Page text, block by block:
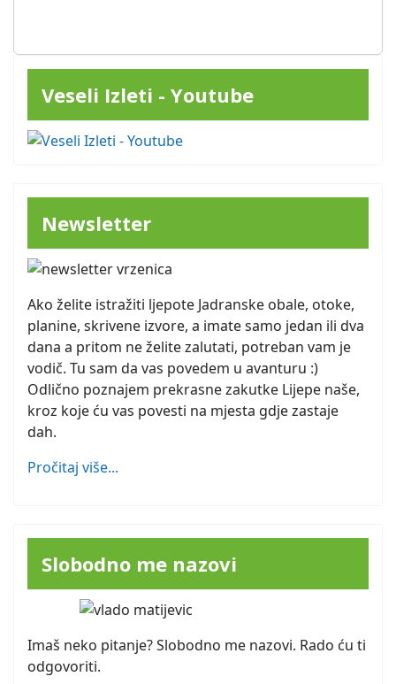
Veseli Izleti - Youtube
Newsletter
Ako želite istražiti ljepote Jadranske obale, otoke,
planine, skrivene izvore, a imate samo jedan ili dva
dana a pritom ne želite zalutati, potreban vam je
vodič. Tu sam da vas povedem u avanturu :)
Odlično poznajem prekrasne zakutke Lijepe naše,
kroz koje ću vas povesti na mjesta gdje zastaje
dah.
Pročitaj više...
Slobodno me nazovi
Imaš neko pitanje? Slobodno me nazovi. Rado ću ti
odgovoriti.